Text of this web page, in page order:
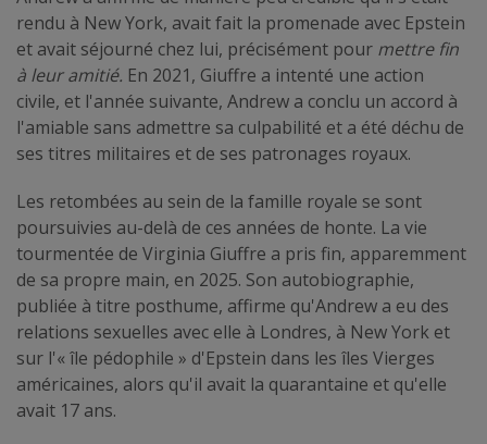
rendu à New York, avait fait la promenade avec Epstein
et avait séjourné chez lui, précisément pour mettre fin
à leur amitié. En 2021, Giuffre a intenté une action
civile, et l'année suivante, Andrew a conclu un accord à
l'amiable sans admettre sa culpabilité et a été déchu de
ses titres militaires et de ses patronages royaux.
Les retombées au sein de la famille royale se sont
poursuivies au-delà de ces années de honte. La vie
tourmentée de Virginia Giuffre a pris fin, apparemment
de sa propre main, en 2025. Son autobiographie,
publiée à titre posthume, affirme qu'Andrew a eu des
relations sexuelles avec elle à Londres, à New York et
sur l'« île pédophile » d'Epstein dans les îles Vierges
américaines, alors qu'il avait la quarantaine et qu'elle
avait 17 ans.